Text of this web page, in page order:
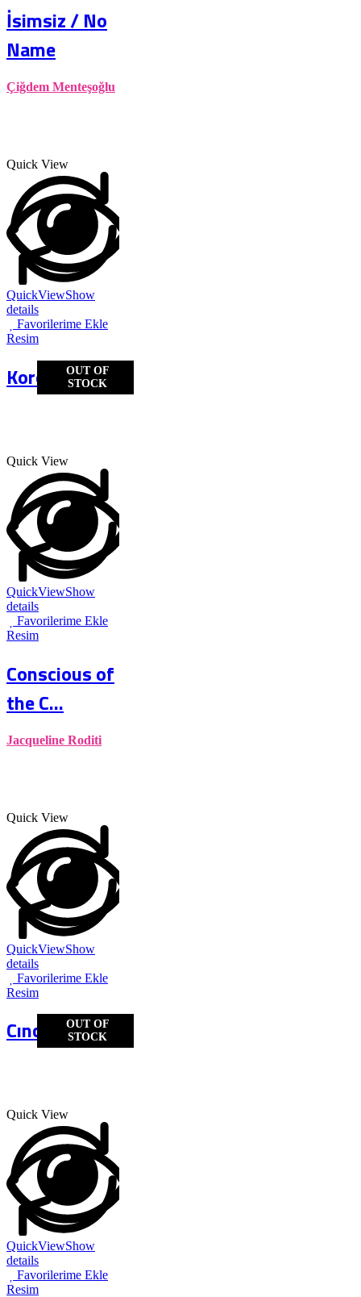
İsimsiz / No
Name
Çiğdem Menteşoğlu
OUT OF
STOCK
Quick View
QuickViewShow
details
Favorilerime Ekle
Resim
Koro 1
Quick View
QuickViewShow
details
Favorilerime Ekle
Resim
Conscious of
the C...
Jacqueline Roditi
OUT OF
STOCK
Quick View
QuickViewShow
details
Favorilerime Ekle
Resim
Cıncık no.2
Quick View
QuickViewShow
details
Favorilerime Ekle
Resim